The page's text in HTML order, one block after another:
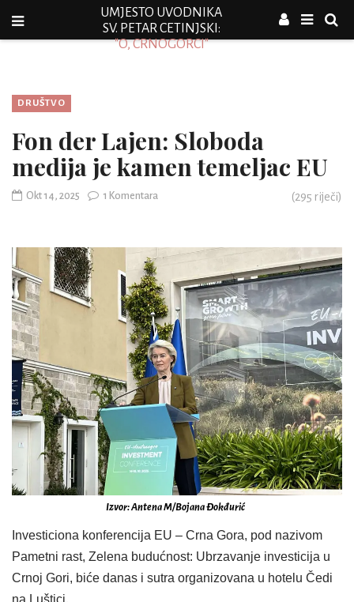
UMJESTO UVODNIKA
SV. PETAR CETINJSKI:
"O, CRNOGORCI"
DRUŠTVO
Fon der Lajen: Sloboda
medija je kamen temeljac EU
Okt 14, 2025 1 Komentara (295 riječi)
Izvor: Antena M/Bojana Đokđurić
Investiciona konferencija EU – Crna Gora, pod nazivom
Pametni rast, Zelena budućnost: Ubrzavanje investicija u
Crnoj Gori, biće danas i sutra organizovana u hotelu Čedi
na Luštici.